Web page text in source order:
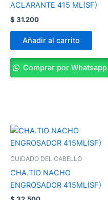
ACLARANTE 415 ML(SF)
$ 31.200
Añadir al carrito
Comprar por Whatsapp
CUIDADO DEL CABELLO
CHA.TIO NACHO
ENGROSADOR 415ML(SF)